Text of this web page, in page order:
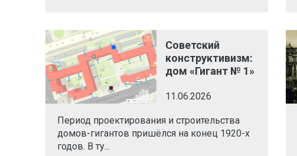
Советский
конструктивизм:
дом «Гигант № 1»
11.06.2026
Период проектирования и строительства
домов-гигантов пришёлся на конец 1920-х
годов. В ту...